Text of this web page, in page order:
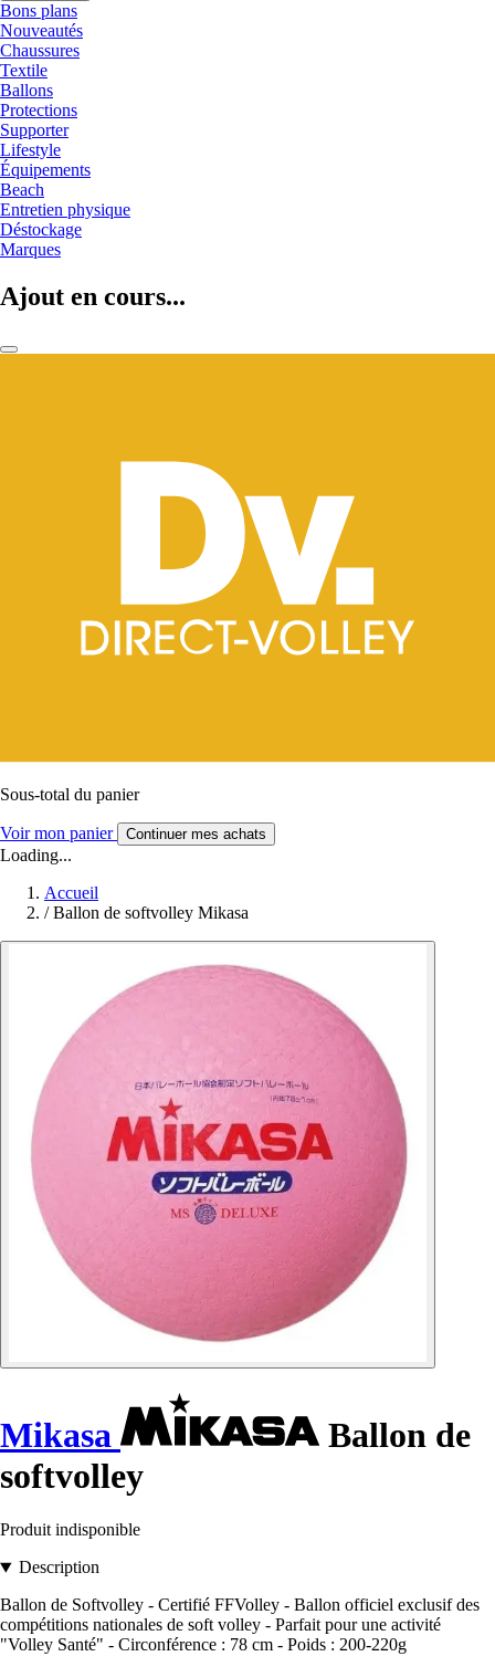
Bons plans
Nouveautés
Chaussures
Textile
Ballons
Protections
Supporter
Lifestyle
Équipements
Beach
Entretien physique
Déstockage
Marques
Ajout en cours...
Sous-total du panier
Voir mon panier Continuer mes achats
Loading...
Accueil
/ Ballon de softvolley Mikasa
Mikasa
Ballon de
softvolley
Produit indisponible
Description
Ballon de Softvolley - Certifié FFVolley - Ballon officiel exclusif des
compétitions nationales de soft volley - Parfait pour une activité
"Volley Santé" - Circonférence : 78 cm - Poids : 200-220g